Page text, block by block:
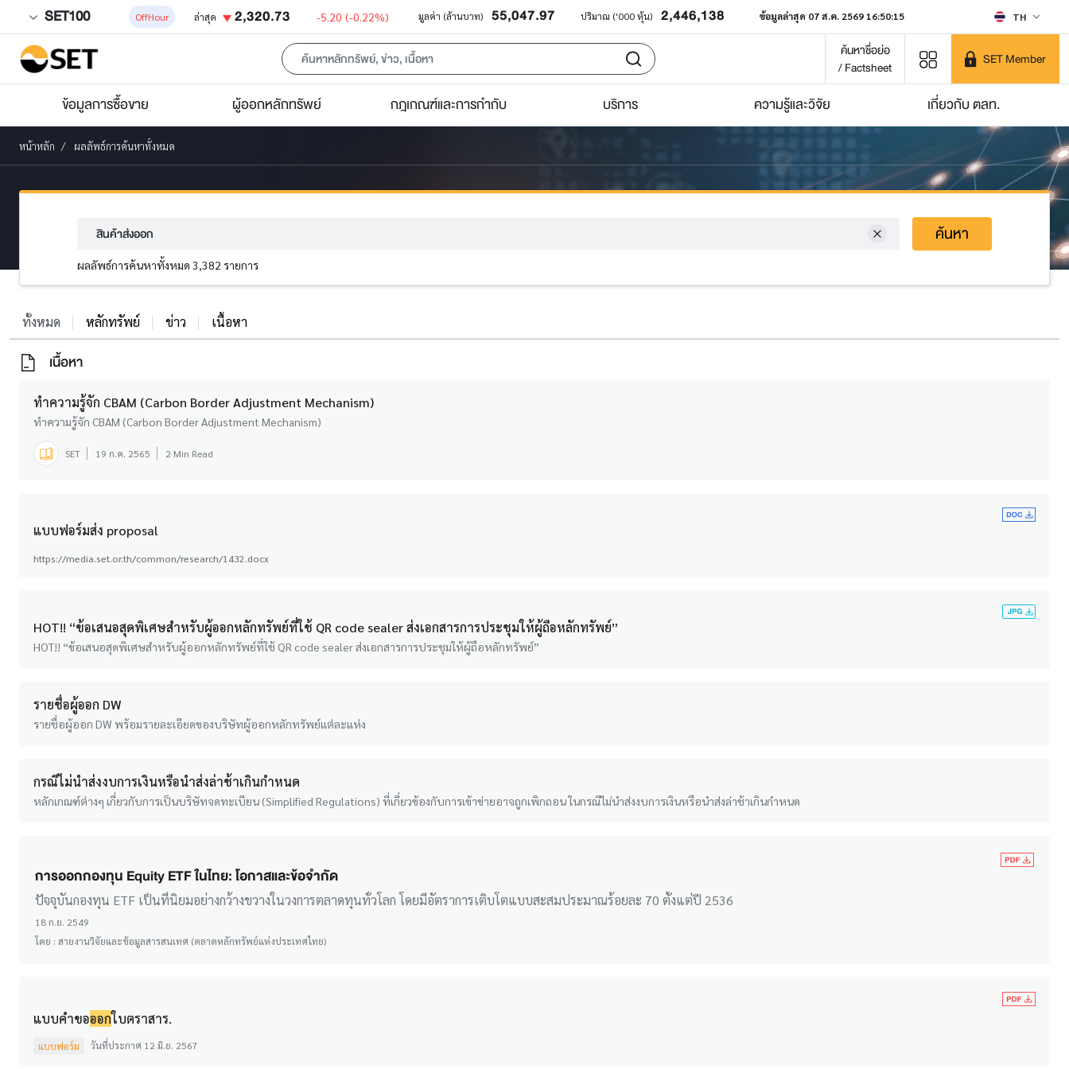
SET100 OffHour ล่าสุด 2,320.73 -5.20 (-0.22%) มูลค่า (ล้านบาท) 55,047.97 ปริมาณ ('000 หุ้น) 2,446,138 ข้อมูลล่าสุด 07 ส.ค. 2569 16:50:15 TH
ค้นหาชื่อย่อ
/ Factsheet
SET Member
ข้อมูลการซื้อขาย ผู้ออกหลักทรัพย์ กฎเกณฑ์และการกำกับ บริการ ความรู้และวิจัย เกี่ยวกับ ตลท.
หน้าหลัก ผลลัพธ์การค้นหาทั้งหมด
ค้นหา
ผลลัพธ์การค้นหาทั้งหมด 3,382 รายการ
ทั้งหมด หลักทรัพย์ ข่าว เนื้อหา
เนื้อหา
ทำความรู้จัก CBAM (Carbon Border Adjustment Mechanism)
ทำความรู้จัก CBAM (Carbon Border Adjustment Mechanism)
SET 19 ก.ค. 2565 2 Min Read
แบบฟอร์มส่ง proposal
https://media.set.or.th/common/research/1432.docx
HOT!! “ข้อเสนอสุดพิเศษสำหรับผู้ออกหลักทรัพย์ที่ใช้ QR code sealer ส่งเอกสารการประชุมให้ผู้ถือหลักทรัพย์”
HOT!! “ข้อเสนอสุดพิเศษสำหรับผู้ออกหลักทรัพย์ที่ใช้ QR code sealer ส่งเอกสารการประชุมให้ผู้ถือหลักทรัพย์”
รายชื่อผู้ออก DW
รายชื่อผู้ออก DW พร้อมรายละเอียดของบริษัทผู้ออกหลักทรัพย์แต่ละแห่ง
กรณีไม่นำส่งงบการเงินหรือนำส่งล่าช้าเกินกำหนด
หลักเกณฑ์ต่างๆ เกี่ยวกับการเป็นบริษัทจดทะเบียน (Simplified Regulations) ที่เกี่ยวข้องกับการเข้าข่ายอาจถูกเพิกถอน ในกรณีไม่นำส่งงบการเงินหรือนำส่งล่าช้าเกินกำหนด
การออกกองทุน Equity ETF ในไทย: โอกาสและข้อจำกัด
ปัจจุบันกองทุน ETF เป็นที่นิยมอย่างกว้างขวางในวงการตลาดทุนทั่วโลก โดยมีอัตราการเติบโตแบบสะสมประมาณร้อยละ 70 ตั้งแต่ปี 2536
18 ก.ย. 2549
โดย : สายงานวิจัยและข้อมูลสารสนเทศ (ตลาดหลักทรัพย์แห่งประเทศไทย)
แบบคำขอออกใบตราสาร.
แบบฟอร์ม วันที่ประกาศ 12 มิ.ย. 2567